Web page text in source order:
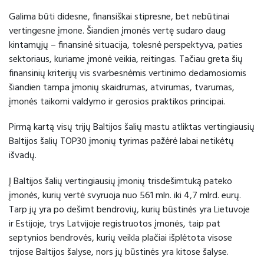
Galima būti didesne, finansiškai stipresne, bet nebūtinai
vertingesne įmone. Šiandien įmonės vertę sudaro daug
kintamųjų – finansinė situacija, tolesnė perspektyva, paties
sektoriaus, kuriame įmonė veikia, reitingas. Tačiau greta šių
finansinių kriterijų vis svarbesnėmis vertinimo dedamosiomis
šiandien tampa įmonių skaidrumas, atvirumas, tvarumas,
įmonės taikomi valdymo ir gerosios praktikos principai.
Pirmą kartą visų trijų Baltijos šalių mastu atliktas vertingiausių
Baltijos šalių TOP30 įmonių tyrimas pažėrė labai netikėtų
išvadų.
Į Baltijos šalių vertingiausių įmonių trisdešimtuką pateko
įmonės, kurių vertė svyruoja nuo 561 mln. iki 4,7 mlrd. eurų.
Tarp jų yra po dešimt bendrovių, kurių būstinės yra Lietuvoje
ir Estijoje, trys Latvijoje registruotos įmonės, taip pat
septynios bendrovės, kurių veikla plačiai išplėtota visose
trijose Baltijos šalyse, nors jų būstinės yra kitose šalyse.